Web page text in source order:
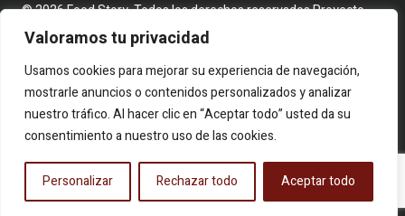
Valoramos tu privacidad
Usamos cookies para mejorar su experiencia de navegación,
mostrarle anuncios o contenidos personalizados y analizar
nuestro tráfico. Al hacer clic en “Aceptar todo” usted da su
consentimiento a nuestro uso de las cookies.
Personalizar Rechazar todo Aceptar todo
© 2026 Food Story, Todos los derechos reservados.Proyecto
editorial independiente. Las firmas corresponden a identidades
creativas bajo seudónimo. Contenidos elaborados a partir de
hechos reales y fuentes públicas.